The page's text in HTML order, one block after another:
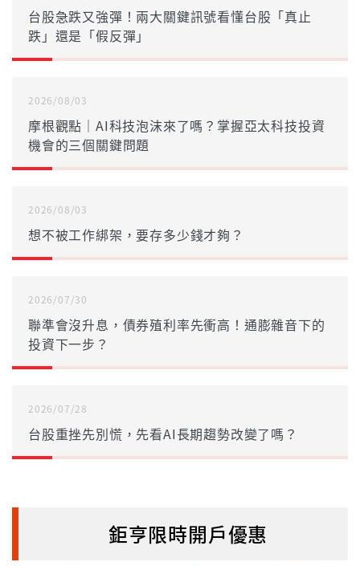
台股急跌又強彈！兩大關鍵訊號看懂台股「真止
跌」還是「假反彈」
2026/08/03
摩根觀點｜AI科技泡沫來了嗎？掌握亞太科技投資
機會的三個關鍵問題
2026/08/03
想不被工作綁架，要存多少錢才夠？
2026/07/30
聯準會沒升息，債券殖利率先衝高！通膨雜音下的
投資下一步？
2026/07/28
台股重挫先別慌，先看AI長期趨勢改變了嗎？
鉅亨限時開戶優惠